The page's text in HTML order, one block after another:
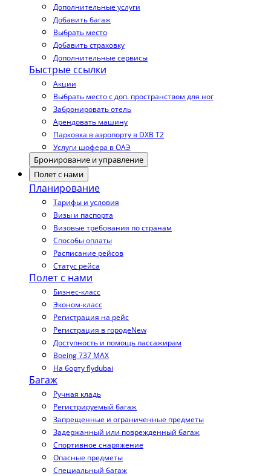
Дополнительные услуги
Добавить багаж
Выбрать место
Добавить страховку
Дополнительные сервисы
Быстрые ссылки
Акции
Выбрать место с доп. пространством для ног
Забронировать отель
Арендовать машину
Парковка в аэропорту в DXB T2
Услуги шофера в ОАЭ
Бронирование и управление
Полет с нами
Планирование
Тарифы и условия
Визы и паспорта
Визовые требования по странам
Способы оплаты
Расписание рейсов
Статус рейса
Полет с нами
Бизнес-класс
Эконом-класс
Регистрация на рейс
Регистрация в городеNew
Доступность и помощь пассажирам
Boeing 737 MAX
На борту flydubai
Багаж
Ручная кладь
Регистрируемый багаж
Запрещенные и ограниченные предметы
Задержанный или поврежденный багаж
Спортивное снаряжение
Опасные предметы
Специальный багаж